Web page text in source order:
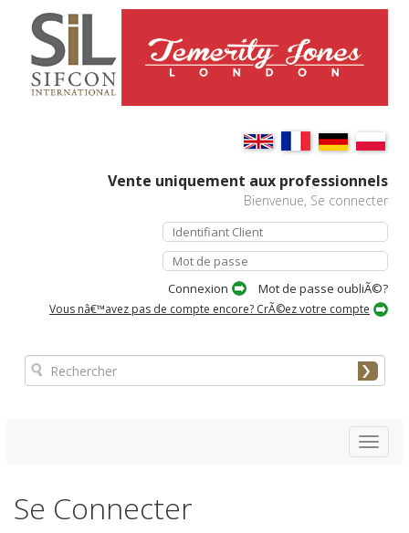
Vente uniquement aux professionnels
Bienvenue, Se connecter
Mot de passe oubliÃ©?
Vous nâ€™avez pas de compte encore? CrÃ©ez votre compte
Toggle
Se Connecter